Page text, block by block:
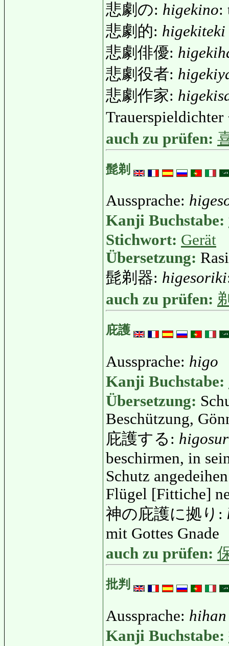
悲劇の: higekino:
悲劇的: higekiteki
悲劇俳優:
悲劇役者:
悲劇作家:
auch zu prüfen:
髭剃
Aussprache:
Kanji Buchstabe:
Stichwort: Gerät
Übersetzung:
髭剃器: higesoriki
auch zu prüfen:
庇護
Aussprache: higo
Kanji Buchstabe:
Übersetzung:
Beschützung,
庇護する:
beschirmen, in
Schutz
Flügel [Fittiche]
神の庇護に拠り:
mit Gottes Gnade
auch zu prüfen:
批判
Aussprache: hihan
Kanji Buchstabe: